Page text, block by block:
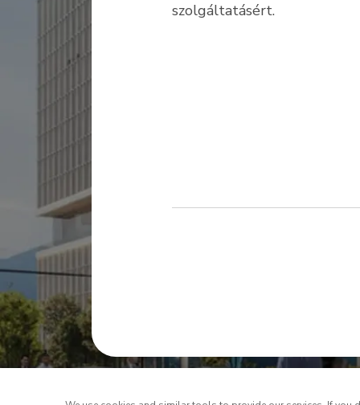
szolgáltatásért.